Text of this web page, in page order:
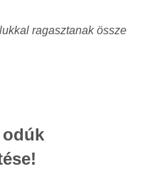
ragasztanak össze